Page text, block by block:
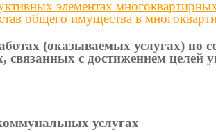
элементах
общего имущества в
(оказываемых услугах) по
связанных с достижением
услугах